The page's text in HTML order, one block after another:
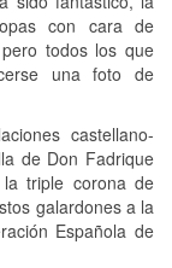
con cara de
todos los que
una foto de
castellano-
de Don Fadrique
triple corona de
galardones a la
Española de